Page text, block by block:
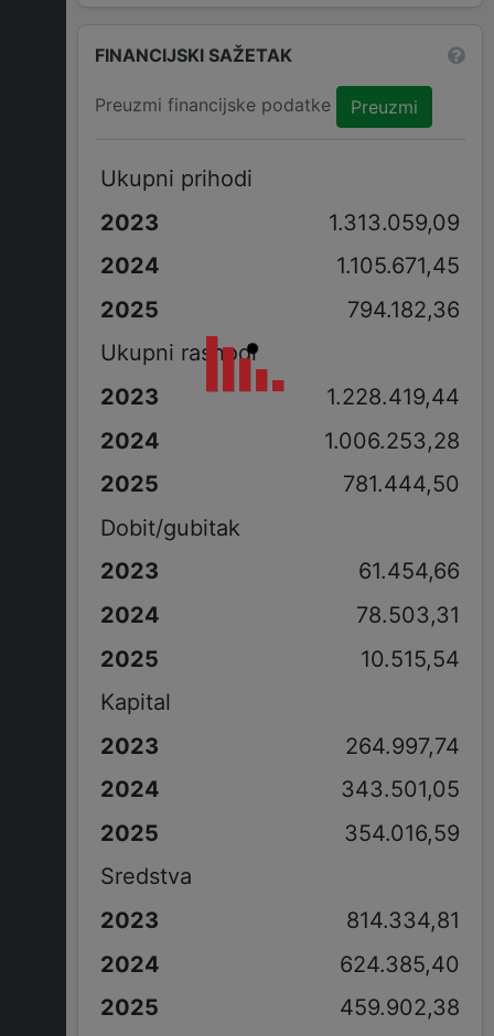
FINANCIJSKI SAŽETAK
Preuzmi financijske podatke Preuzmi
Ukupni prihodi
1.313.059,09
1.105.671,45
794.182,36
Ukupni rashodi
1.228.419,44
1.006.253,28
781.444,50
Dobit/gubitak
61.454,66
78.503,31
10.515,54
Kapital
264.997,74
343.501,05
354.016,59
Sredstva
814.334,81
624.385,40
459.902,38